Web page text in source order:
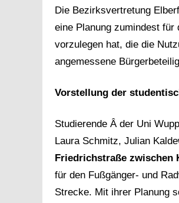
Die Bezirksvertretung
eine Planung zumindest
vorzulegen hat, die die
angemessene
Vorstellung der
Studierende Â der Uni
Laura Schmitz, Julian
Friedrichstraße zwischen
für den Fußgänger- und
Strecke. Mit ihrer Planung